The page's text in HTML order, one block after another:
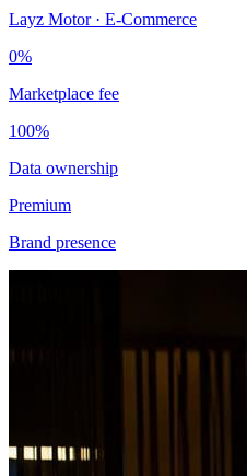
Layz Motor · E-Commerce
0%
Marketplace fee
100%
Data ownership
Premium
Brand presence